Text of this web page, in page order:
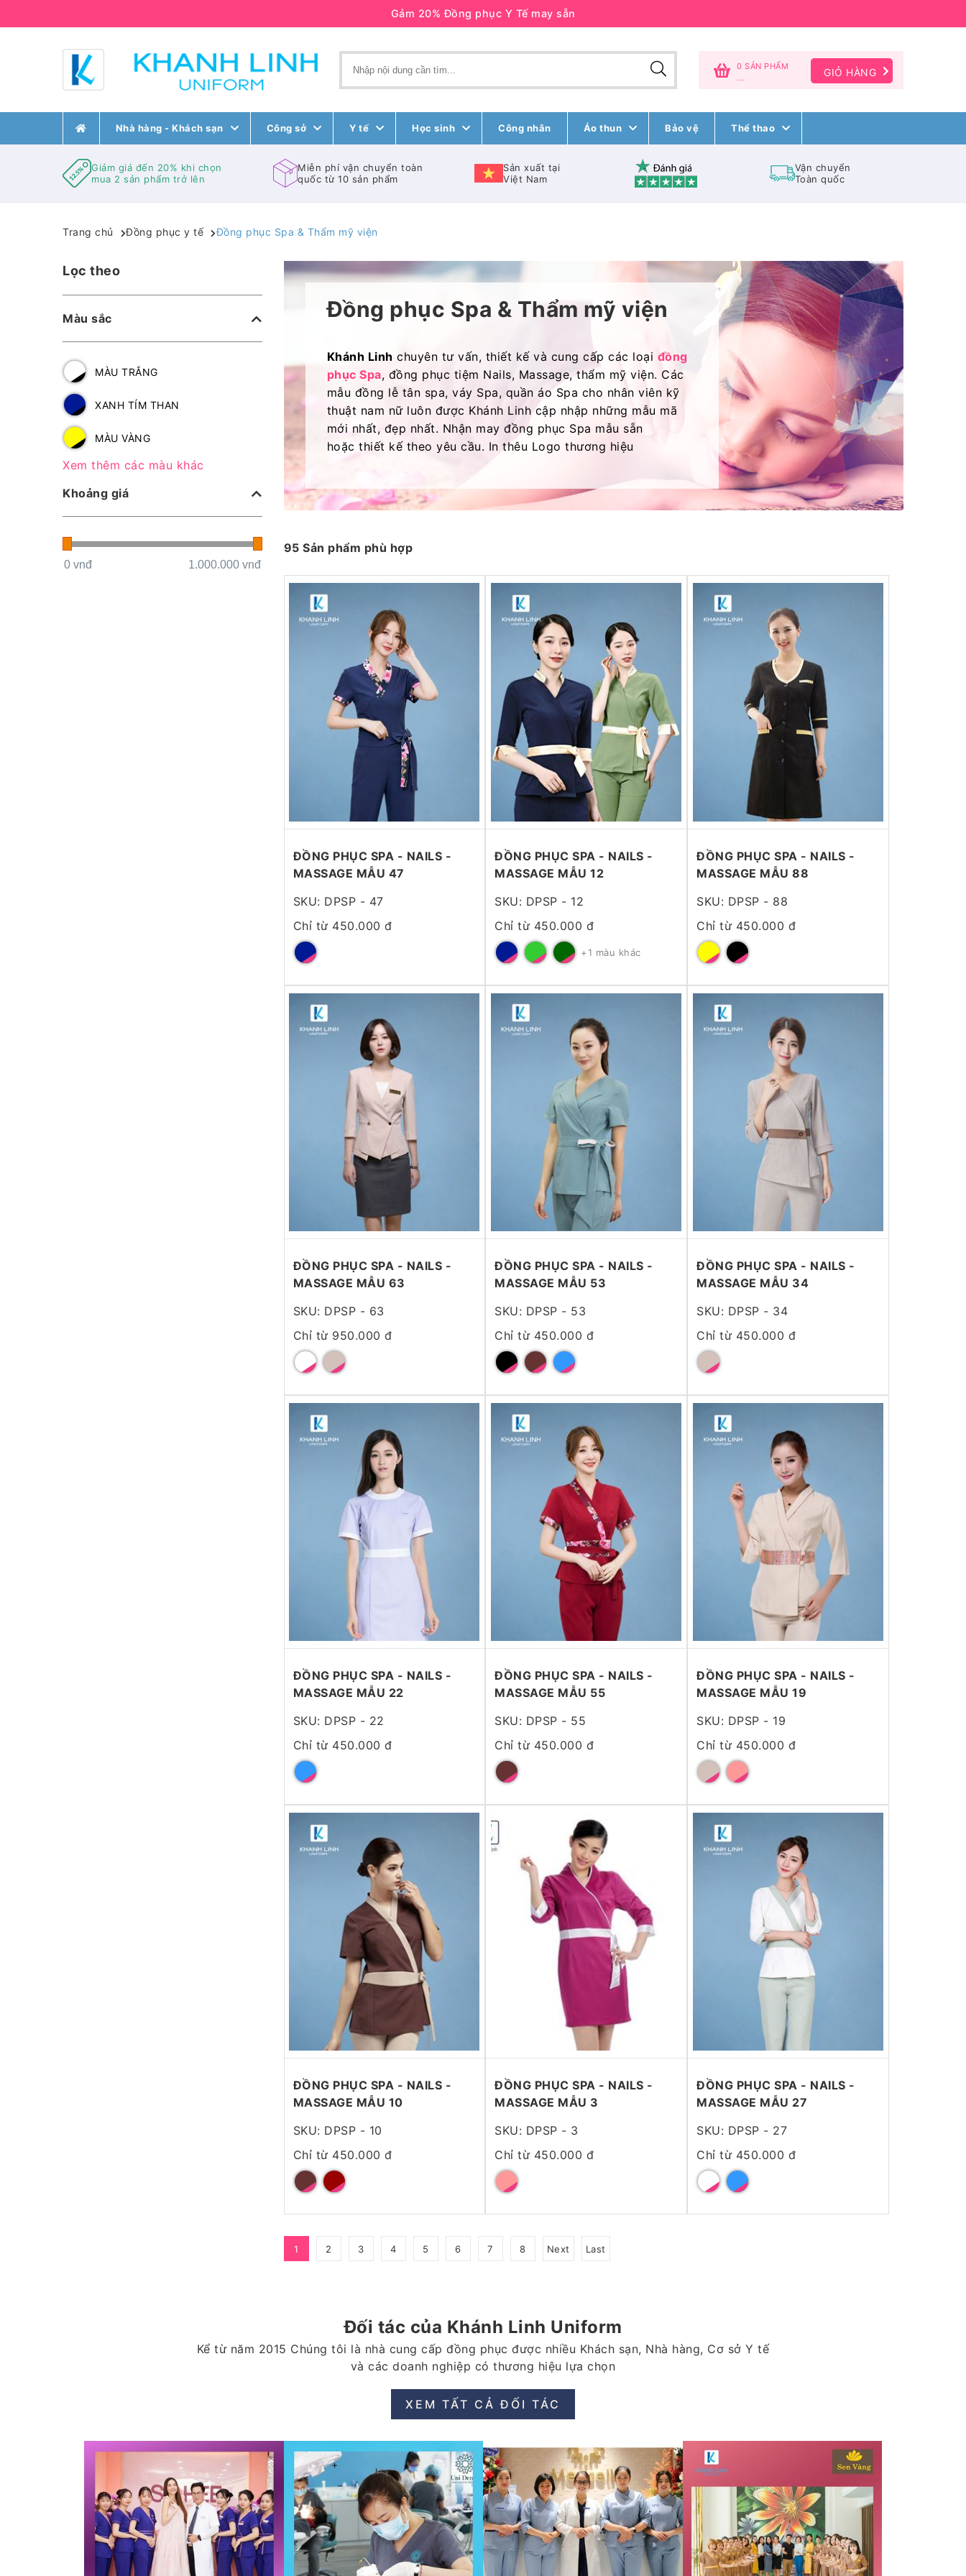
Gảm 20% Đồng phục Y Tế may sẵn
0 SẢN PHẨM
...
GIỎ HÀNG
Nhà hàng - Khách sạn Công sở Y tế Học sinh Công nhân Áo thun Bảo vệ Thể thao
Giảm giá đến 20% khi chọn
mua 2 sản phẩm trở lên
Miễn phí vận chuyển toàn
quốc từ 10 sản phẩm
Sản xuất tại
Việt Nam
Vận chuyển
Toàn quốc
Trang chủ Đồng phục y tế Đồng phục Spa & Thẩm mỹ viện
Lọc theo
Màu sắc
MÀU TRẮNG
XANH TÍM THAN
MÀU VÀNG
Xem thêm các màu khác
Khoảng giá
Đồng phục Spa & Thẩm mỹ viện
Khánh Linh chuyên tư vấn, thiết kế và cung cấp các loại đồng
phục Spa, đồng phục tiệm Nails, Massage, thẩm mỹ viện. Các
mẫu đồng lễ tân spa, váy Spa, quần áo Spa cho nhân viên kỹ
thuật nam nữ luôn được Khánh Linh cập nhập những mẫu mã
mới nhất, đẹp nhất. Nhận may đồng phục Spa mẫu sẵn
hoặc thiết kế theo yêu cầu. In thêu Logo thương hiệu
95 Sản phẩm phù hợp
ĐỒNG PHỤC SPA - NAILS -
MASSAGE MẪU 47
SKU: DPSP - 47
Chỉ từ 450.000 đ
ĐỒNG PHỤC SPA - NAILS -
MASSAGE MẪU 12
SKU: DPSP - 12
Chỉ từ 450.000 đ
+1 màu khác
ĐỒNG PHỤC SPA - NAILS -
MASSAGE MẪU 88
SKU: DPSP - 88
Chỉ từ 450.000 đ
ĐỒNG PHỤC SPA - NAILS -
MASSAGE MẪU 63
SKU: DPSP - 63
Chỉ từ 950.000 đ
ĐỒNG PHỤC SPA - NAILS -
MASSAGE MẪU 53
SKU: DPSP - 53
Chỉ từ 450.000 đ
ĐỒNG PHỤC SPA - NAILS -
MASSAGE MẪU 34
SKU: DPSP - 34
Chỉ từ 450.000 đ
ĐỒNG PHỤC SPA - NAILS -
MASSAGE MẪU 22
SKU: DPSP - 22
Chỉ từ 450.000 đ
ĐỒNG PHỤC SPA - NAILS -
MASSAGE MẪU 55
SKU: DPSP - 55
Chỉ từ 450.000 đ
ĐỒNG PHỤC SPA - NAILS -
MASSAGE MẪU 19
SKU: DPSP - 19
Chỉ từ 450.000 đ
ĐỒNG PHỤC SPA - NAILS -
MASSAGE MẪU 10
SKU: DPSP - 10
Chỉ từ 450.000 đ
ĐỒNG PHỤC SPA - NAILS -
MASSAGE MẪU 3
SKU: DPSP - 3
Chỉ từ 450.000 đ
ĐỒNG PHỤC SPA - NAILS -
MASSAGE MẪU 27
SKU: DPSP - 27
Chỉ từ 450.000 đ
1 2 3 4 5 6 7 8 Next Last
Đối tác của Khánh Linh Uniform
Kể từ năm 2015 Chúng tôi là nhà cung cấp đồng phục được nhiều Khách sạn, Nhà hàng, Cơ sở Y tế
và các doanh nghiệp có thương hiệu lựa chọn
XEM TẤT CẢ ĐỐI TÁC